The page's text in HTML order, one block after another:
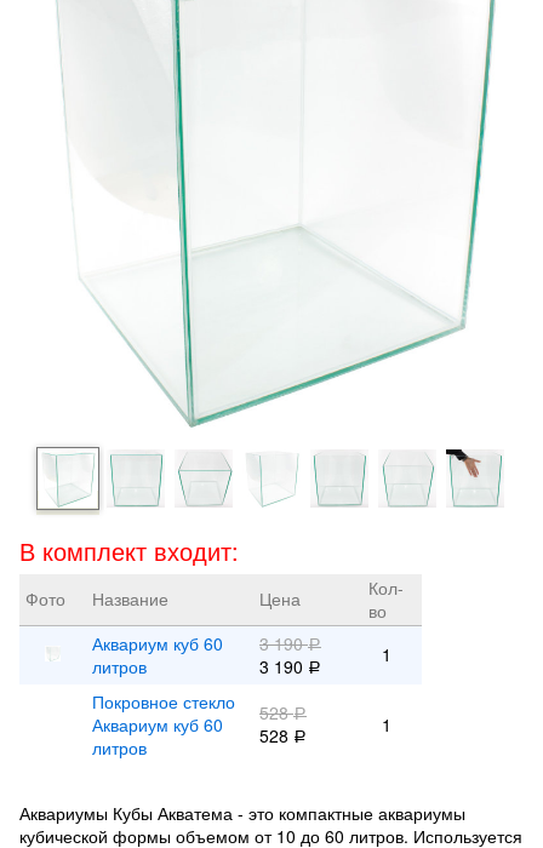
В комплект входит:
Фото Название Цена
Кол-
во
Аквариум куб 60
литров
3 190Р
3 190 Р
1
Покровное стекло
Аквариум куб 60
литров
528Р
528 Р 1
Аквариумы Кубы Акватема - это компактные аквариумы
кубической формы объемом от 10 до 60 литров. Используется